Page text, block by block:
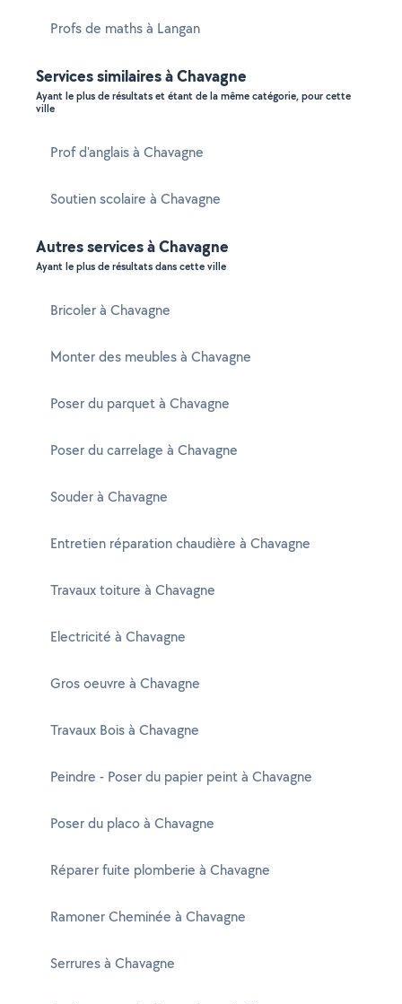
Profs de maths à Langan
Services similaires à Chavagne
Ayant le plus de résultats et étant de la même catégorie, pour cette
ville
Prof d'anglais à Chavagne
Soutien scolaire à Chavagne
Autres services à Chavagne
Ayant le plus de résultats dans cette ville
Bricoler à Chavagne
Monter des meubles à Chavagne
Poser du parquet à Chavagne
Poser du carrelage à Chavagne
Souder à Chavagne
Entretien réparation chaudière à Chavagne
Travaux toiture à Chavagne
Electricité à Chavagne
Gros oeuvre à Chavagne
Travaux Bois à Chavagne
Peindre - Poser du papier peint à Chavagne
Poser du placo à Chavagne
Réparer fuite plomberie à Chavagne
Ramoner Cheminée à Chavagne
Serrures à Chavagne